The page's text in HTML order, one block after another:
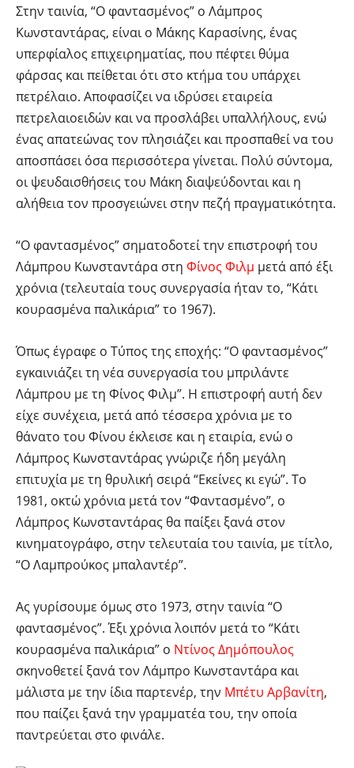
Στην ταινία, “Ο φαντασμένος” ο Λάμπρος
Κωνσταντάρας, είναι ο Μάκης Καρασίνης, ένας
υπερφίαλος επιχειρηματίας, που πέφτει θύμα
φάρσας και πείθεται ότι στο κτήμα του υπάρχει
πετρέλαιο. Αποφασίζει να ιδρύσει εταιρεία
πετρελαιοειδών και να προσλάβει υπαλλήλους, ενώ
ένας απατεώνας τον πλησιάζει και προσπαθεί να του
αποσπάσει όσα περισσότερα γίνεται. Πολύ σύντομα,
οι ψευδαισθήσεις του Μάκη διαψεύδονται και η
αλήθεια τον προσγειώνει στην πεζή πραγματικότητα.
“Ο φαντασμένος” σηματοδοτεί την επιστροφή του
Λάμπρου Κωνσταντάρα στη Φίνος Φιλμ μετά από έξι
χρόνια (τελευταία τους συνεργασία ήταν το, “Κάτι
κουρασμένα παλικάρια” το 1967).
Όπως έγραφε ο Τύπος της εποχής: “Ο φαντασμένος”
εγκαινιάζει τη νέα συνεργασία του μπριλάντε
Λάμπρου με τη Φίνος Φιλμ”. Η επιστροφή αυτή δεν
είχε συνέχεια, μετά από τέσσερα χρόνια με το
θάνατο του Φίνου έκλεισε και η εταιρία, ενώ ο
Λάμπρος Κωνσταντάρας γνώριζε ήδη μεγάλη
επιτυχία με τη θρυλική σειρά “Εκείνες κι εγώ”. Το
1981, οκτώ χρόνια μετά τον “Φαντασμένο”, ο
Λάμπρος Κωνσταντάρας θα παίξει ξανά στον
κινηματογράφο, στην τελευταία του ταινία, με τίτλο,
“Ο Λαμπρούκος μπαλαντέρ”.
Ας γυρίσουμε όμως στο 1973, στην ταινία “Ο
φαντασμένος”. Έξι χρόνια λοιπόν μετά το “Κάτι
κουρασμένα παλικάρια” ο Ντίνος Δημόπουλος
σκηνοθετεί ξανά τον Λάμπρο Κωνσταντάρα και
μάλιστα με την ίδια παρτενέρ, την Μπέτυ Αρβανίτη,
που παίζει ξανά την γραμματέα του, την οποία
παντρεύεται στο φινάλε.